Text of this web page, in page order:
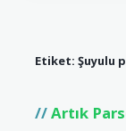
Etiket: Şuyulu
Artık